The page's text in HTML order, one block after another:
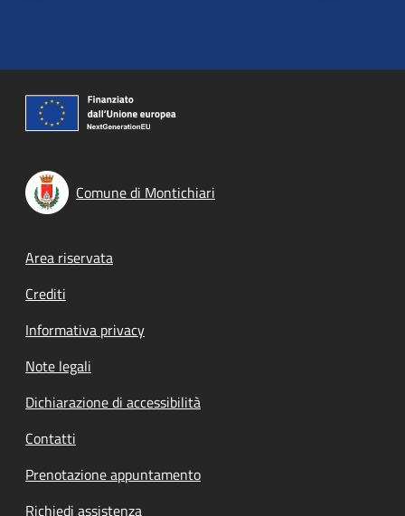
Comune di Montichiari
Footer menu
Area riservata
Crediti
Informativa privacy
Note legali
Dichiarazione di accessibilità
Contatti
Prenotazione appuntamento
Richiedi assistenza